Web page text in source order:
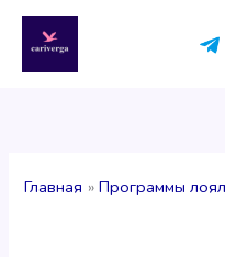
содержимому
Главная Программы